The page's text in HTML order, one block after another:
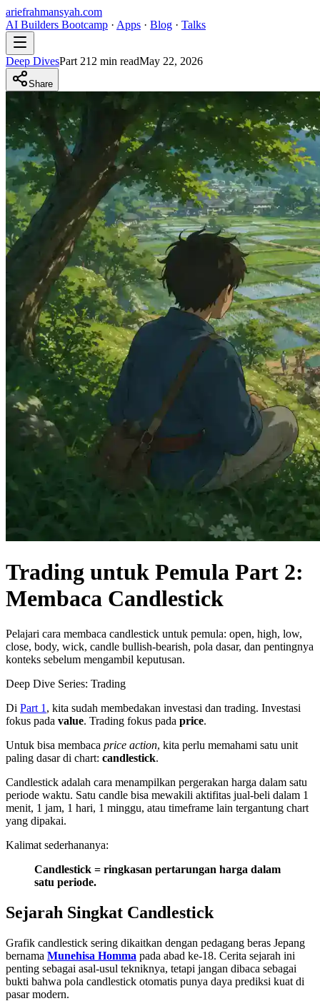
ariefrahmansyah.com
AI Builders Bootcamp · Apps · Blog · Talks
Deep DivesPart 212 min readMay 22, 2026
Share
Trading untuk Pemula Part 2:
Membaca Candlestick
Pelajari cara membaca candlestick untuk pemula: open, high, low,
close, body, wick, candle bullish-bearish, pola dasar, dan pentingnya
konteks sebelum mengambil keputusan.
Deep Dive Series: Trading
Di Part 1 , kita sudah membedakan investasi dan trading. Investasi
fokus pada value. Trading fokus pada price.
Untuk bisa membaca price action, kita perlu memahami satu unit
paling dasar di chart: candlestick.
Candlestick adalah cara menampilkan pergerakan harga dalam satu
periode waktu. Satu candle bisa mewakili aktifitas jual-beli dalam 1
menit, 1 jam, 1 hari, 1 minggu, atau timeframe lain tergantung chart
yang dipakai.
Kalimat sederhananya:
Candlestick = ringkasan pertarungan harga dalam
satu periode.
Sejarah Singkat Candlestick
Grafik candlestick sering dikaitkan dengan pedagang beras Jepang
bernama Munehisa Homma pada abad ke-18. Cerita sejarah ini
penting sebagai asal-usul tekniknya, tetapi jangan dibaca sebagai
bukti bahwa pola candlestick otomatis punya daya prediksi kuat di
pasar modern.